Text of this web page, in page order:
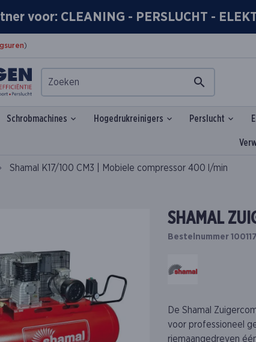
voor: CLEANING - PERSLUCHT -
)
Schrobmachines Hogedrukreinigers Perslucht
Shamal K17/100 CM3 | Mobiele compressor 400 l/min
SHAMAL
Bestelnummer
De Shamal
voor professioneel
riemaangedreven